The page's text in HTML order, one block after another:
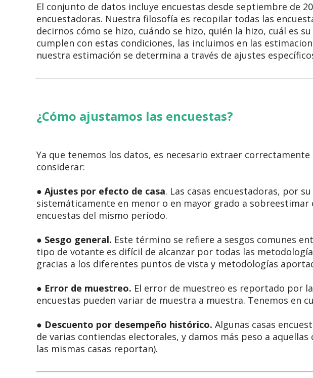
El conjunto de datos incluye encuestas desde septiembre de
encuestadoras. Nuestra filosofía es recopilar todas las
decirnos cómo se hizo, cuándo se hizo, quién la hizo, cuál es
cumplen con estas condiciones, las incluimos en las
nuestra estimación se determina a través de ajustes
¿Cómo ajustamos las encuestas?
Ya que tenemos los datos, es necesario extraer
considerar:
● Ajustes por efecto de casa. Las casas encuestadoras, por
sistemáticamente en menor o en mayor grado a
encuestas del mismo período.
● Sesgo general. Este término se refiere a sesgos comunes
tipo de votante es difícil de alcanzar por todas las
gracias a los diferentes puntos de vista y metodologías
● Error de muestreo. El error de muestreo es reportado por
encuestas pueden variar de muestra a muestra. Tenemos en
● Descuento por desempeño histórico. Algunas casas
de varias contiendas electorales, y damos más peso a
las mismas casas reportan).